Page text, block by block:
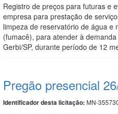
Registro de preços para futuras e
empresa para prestação de
limpeza de reservatório de água e
(fumacê), para atender à
Gerbi/SP, durante período de 12
Pregão presencial
Identificador desta licitação: MN-